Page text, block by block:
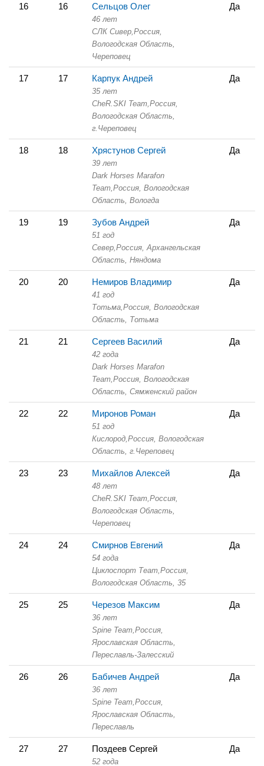
16 16 Сельцов Олег
46 лет
СЛК Сивер, Россия,
Вологодская Область,
Череповец
Да
17 17 Карпук Андрей
35 лет
CheR.SKI Team, Россия,
Вологодская Область,
г.Череповец
Да
18 18 Хрястунов Сергей
39 лет
Dark Horses Marafon
Team, Россия, Вологодская
Область, Вологда
Да
19 19 Зубов Андрей
51 год
Север, Россия, Архангельская
Область, Няндома
Да
20 20 Немиров Владимир
41 год
Тотьма, Россия, Вологодская
Область,
Тотьма
Да
21 21 Сергеев Василий
42 года
Dark Horses Marafon
Team, Россия, Вологодская
Область, Сямженский район
Да
22 22 Миронов Роман
51 год
Кислород, Россия, Вологодская
Область, г.Череповец
Да
23 23 Михайлов Алексей
48 лет
CheR.SKI Team, Россия,
Вологодская Область,
Череповец
Да
24 24 Смирнов Евгений
54 года
Циклоспорт Теаm, Россия,
Вологодская Область, 35
Да
25 25 Черезов Максим
36 лет
Spine Team, Россия,
Ярославская Область,
Переславль-Залесский
Да
26 26 Бабичев Андрей
36 лет
Spine Team, Россия,
Ярославская Область,
Переславль
Да
27 27 Поздеев Сергей
52 года
Да